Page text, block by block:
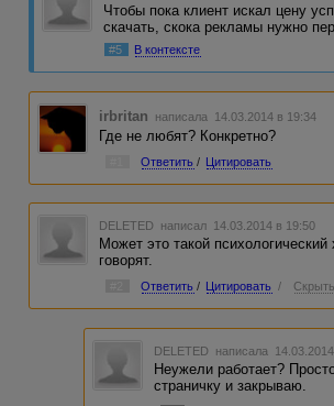
Чтобы пока клиент искал цену
скачать, скока рекламы нужно
#5 В контексте
irbritan написала 14.03.2014 в 19:34
Где не любят? Конкретно?
Ответить / Цитировать
DELETED написал 14.03.2014 в 19:50
Может это такой
говорят.
Ответить / Цитировать /
DELETED написала
Неужели работает?
страничку и закрываю.